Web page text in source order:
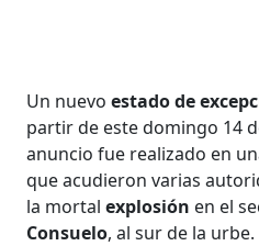
Un nuevoestado de
partir de este domingo 14
anuncio fue realizado en
que acudieron varias
la mortal explosión en el
Consuelo, al sur de la urbe.